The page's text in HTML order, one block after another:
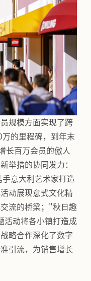
规模方面实现了跨
的里程碑，到年末
长百万会员的傲人
举措的协同发力：
意大利艺术家打造
动展现意式文化精
流的桥梁；"秋日趣
活动将各小镇打造成
略合作深化了数字
引流，为销售增长